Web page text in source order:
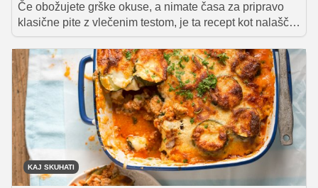
Če obožujete grške okuse, a nimate časa za pripravo
klasične pite z vlečenim testom, je ta recept kot nalašč
za vas. Vse sestavine preprosto zmešate v eni posodi,
maso vlijete v pekač in pustite, da pečica opravi svoje
delo. Rezultat je zlato zapečena dobrota s hrustljavo
skorjico, mehko in sočno sredico ter bogatim okusom
špinače in fete.
KAJ SKUHATI